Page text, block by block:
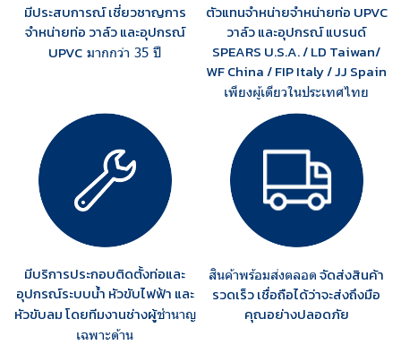
มีประสบการณ์ เชี่ยวชาญการ
จำหน่ายท่อ วาล์ว และอุปกรณ์
UPVC มากกว่า 35 ปี
ตัวแทนจำหน่ายจำหน่ายท่อ UPVC
วาล์ว และอุปกรณ์ แบรนด์
SPEARS U.S.A. / LD Taiwan/
WF China / FIP Italy / JJ Spain
เพียงผู้เดียวในประเทศไทย
มีบริการประกอบติดตั้งท่อและ
อุปกรณ์ระบบน้ำ หัวขับไฟฟ้า และ
หัวขับลม โดยทีมงานช่างผู้ชำนาญ
เฉพาะด้าน
สินค้าพร้อมส่งตลอด จัดส่งสินค้า
รวดเร็ว เชื่อถือได้ว่าจะส่งถึงมือ
คุณอย่างปลอดภัย